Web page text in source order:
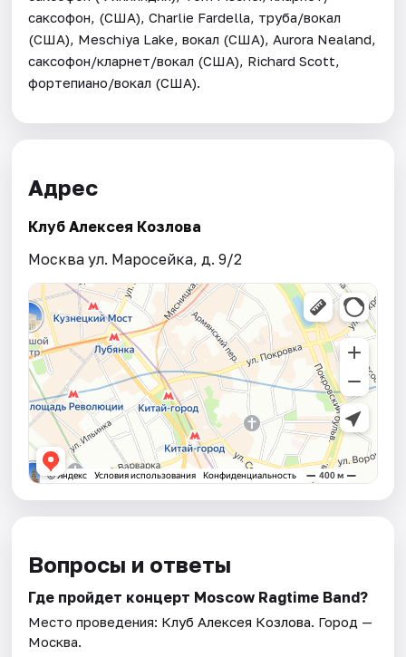
саксофон, (США), Charlie Fardella, труба/вокал
(CША), Meschiya Lake, вокал (США), Aurora Nealand,
саксофон/кларнет/вокал (США), Richard Scott,
фортепиано/вокал (США).
Адрес
Клуб Алексея Козлова
Москва ул. Маросейка, д. 9/2
Вопросы и ответы
Где пройдет концерт Moscow Ragtime Band?
Место проведения: Клуб Алексея Козлова. Город —
Москва.